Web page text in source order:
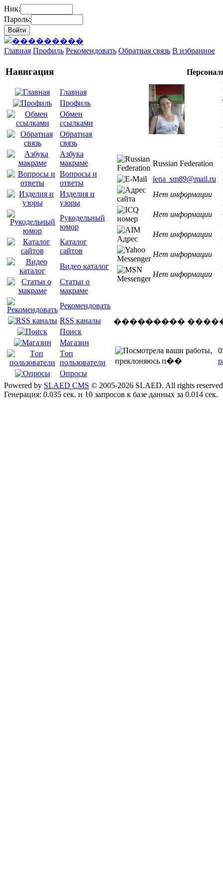
Ник:
Пароль:
Главная Профиль Рекомендовать Обратная связь В избранное
Навигация
Главная
Профиль
Обмен
ссылками
Обратная
связь
Азбука
макраме
Вопросы и
ответы
Изделия и
узоры
Рукодельный
юмор
Каталог
сайтов
Видео каталог
Статьи о
макраме
Рекомендовать
RSS каналы
Поиск
Магазин
Tоп
пользователи
Опросы
Russian Federation
lena_sm89@mail.ru
Нет информации
Нет информации
Нет информации
Нет информации
Нет информации
���������
Powered by SLAED CMS © 2005-2026 SLAED. All rights
Генерация: 0.035 сек. и 10 запросов к базе данных за 0.014 сек.